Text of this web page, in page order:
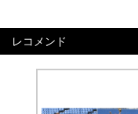
レコメンド